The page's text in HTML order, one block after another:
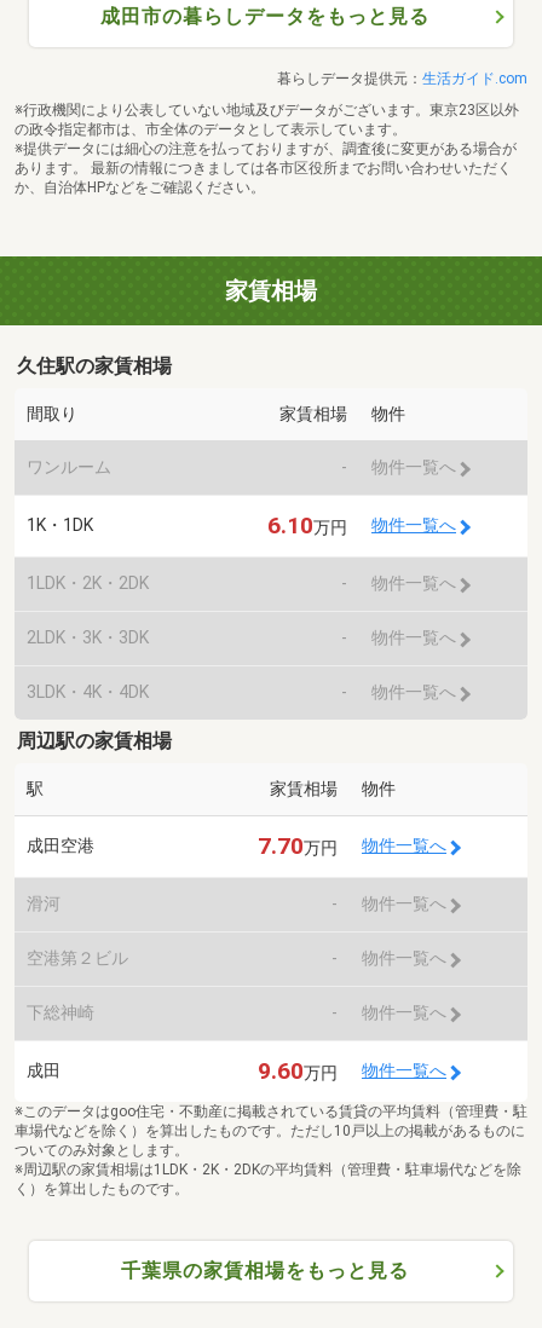
成田市の暮らしデータをもっと見る
暮らしデータ提供元： 生活ガイド.com
※行政機関により公表していない地域及びデータがございます。東京23区以外
の政令指定都市は、市全体のデータとして表示しています。
※提供データには細心の注意を払っておりますが、調査後に変更がある場合が
あります。 最新の情報につきましては各市区役所までお問い合わせいただく
か、自治体HPなどをご確認ください。
家賃相場
久住駅の家賃相場
間取り 家賃相場 物件
ワンルーム - 物件一覧へ
1K・1DK 6.10万円 物件一覧へ
1LDK・2K・2DK - 物件一覧へ
2LDK・3K・3DK - 物件一覧へ
3LDK・4K・4DK - 物件一覧へ
周辺駅の家賃相場
駅 家賃相場 物件
成田空港 7.70万円 物件一覧へ
滑河 - 物件一覧へ
空港第２ビル - 物件一覧へ
下総神崎 - 物件一覧へ
成田 9.60万円 物件一覧へ
※このデータはgoo住宅・不動産に掲載されている賃貸の平均賃料（管理費・駐
車場代などを除く）を算出したものです。ただし10戸以上の掲載があるものに
ついてのみ対象とします。
※周辺駅の家賃相場は1LDK・2K・2DKの平均賃料（管理費・駐車場代などを除
く）を算出したものです。
千葉県の家賃相場をもっと見る